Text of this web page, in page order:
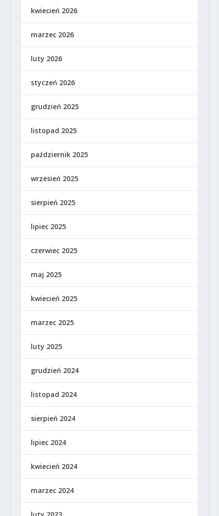
kwiecień 2026
marzec 2026
luty 2026
styczeń 2026
grudzień 2025
listopad 2025
październik 2025
wrzesień 2025
sierpień 2025
lipiec 2025
czerwiec 2025
maj 2025
kwiecień 2025
marzec 2025
luty 2025
grudzień 2024
listopad 2024
sierpień 2024
lipiec 2024
kwiecień 2024
marzec 2024